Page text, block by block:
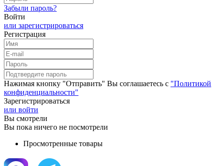
Забыли пароль?
Войти
или зарегистрироваться
Регистрация
Нажимая кнопку "Отправить" Вы соглашаетесь с "Политикой
конфиденциальности"
Зарегистрироваться
или войти
Вы смотрели
Вы пока ничего не посмотрели
Просмотренные товары